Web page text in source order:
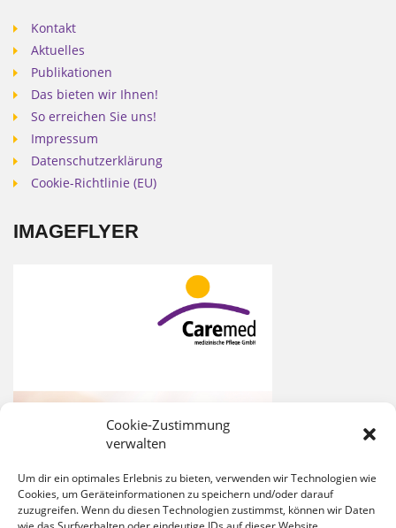
Cookie-Zustimmung
verwalten
Um dir ein optimales Erlebnis zu bieten, verwenden wir Technologien wie
Cookies, um Geräteinformationen zu speichern und/oder darauf
zuzugreifen. Wenn du diesen Technologien zustimmst, können wir Daten
Kontakt
Aktuelles
Publikationen
Das bieten wir Ihnen!
So erreichen Sie uns!
Impressum
Datenschutzerklärung
Cookie-Richtlinie (EU)
IMAGEFLYER